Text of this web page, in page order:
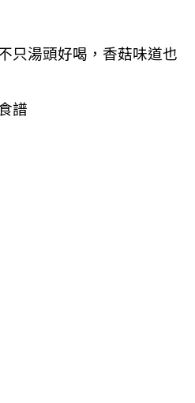
只湯頭好喝，香菇味道也
譜